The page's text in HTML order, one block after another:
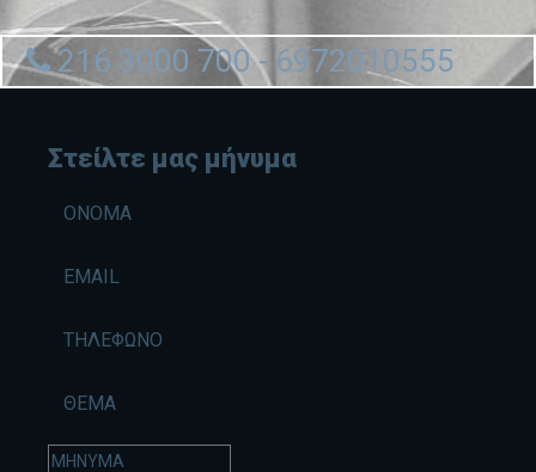
216 3000 700 - 6972010555
Στείλτε μας μήνυμα